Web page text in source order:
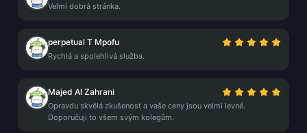
Velmi dobrá stránka.
perpetual T Mpofu
Rychlá a spolehlivá služba.
Majed Al Zahrani
Opravdu skvělá zkušenost a vaše ceny jsou velmi levné.
Doporučuji to všem svým kolegům.